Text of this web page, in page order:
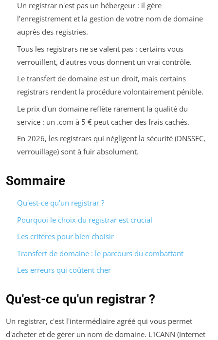
Un registrar n'est pas un hébergeur : il gère
l'enregistrement et la gestion de votre nom de domaine
auprès des registries.
Tous les registrars ne se valent pas : certains vous
verrouillent, d'autres vous donnent un vrai contrôle.
Le transfert de domaine est un droit, mais certains
registrars rendent la procédure volontairement pénible.
Le prix d'un domaine reflète rarement la qualité du
service : un .com à 5 € peut cacher des frais cachés.
En 2026, les registrars qui négligent la sécurité (DNSSEC,
verrouillage) sont à fuir absolument.
Sommaire
Qu'est-ce qu'un registrar ?
Pourquoi le choix du registrar est crucial
Les critères pour bien choisir
Transfert de domaine : le parcours du combattant
Les erreurs qui coûtent cher
Qu'est-ce qu'un registrar ?
Un registrar, c'est l'intermédiaire agréé qui vous permet
d'acheter et de gérer un nom de domaine. L'ICANN (Internet